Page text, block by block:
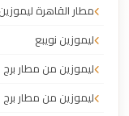
مطار القاهرة ليموزين
ليموزين نويبع
ليموزين من مطار برج
ليموزين من مطار برج